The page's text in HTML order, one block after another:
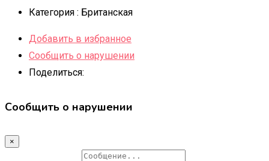
Категория : Британская
Добавить в избранное
Сообщить о нарушении
Поделиться:
Сообщить о нарушении
×